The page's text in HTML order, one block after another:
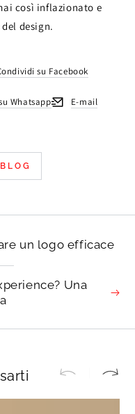
così inflazionato e
design.
su Facebook
Whatsapp E-mail
un logo efficace
Una